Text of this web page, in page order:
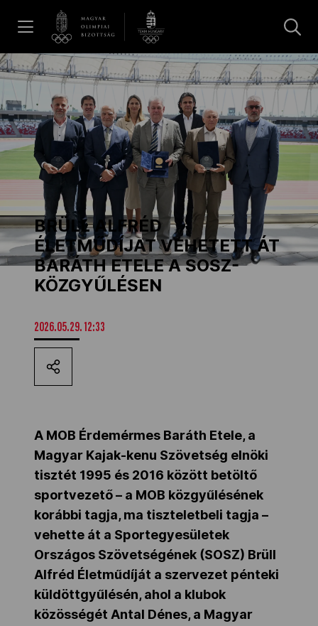
Hírek
Galéria
Dakar 2026
Los Angeles 2028
MOB
Kettőskarrier-program
Társszervezetek
OVEP
Adatbank
BRÜLL ALFRÉD
ÉLETMŰDÍJAT VEHETETT ÁT
BARÁTH ETELE A SOSZ-
KÖZGYŰLÉSEN
2026.05.29. 12:33
A MOB Érdemérmes Baráth Etele, a
Magyar Kajak-kenu Szövetség elnöki
tisztét 1995 és 2016 között betöltő
sportvezető – a MOB közgyűlésének
korábbi tagja, ma tiszteletbeli tagja –
vehette át a Sportegyesületek
Országos Szövetségének (SOSZ) Brüll
Alfréd Életműdíját a szervezet pénteki
küldöttgyűlésén, ahol a klubok
közösségét Antal Dénes, a Magyar